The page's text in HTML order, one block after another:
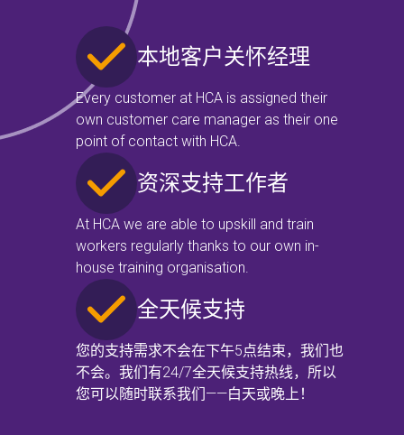
本地客户关怀经理
Every customer at HCA is assigned their
own customer care manager as their one
point of contact with HCA.
资深支持工作者
At HCA we are able to upskill and train
workers regularly thanks to our own in-
house training organisation.
全天候支持
您的支持需求不会在下午5点结束，我们也
不会。我们有24/7全天候支持热线，所以
您可以随时联系我们——白天或晚上！